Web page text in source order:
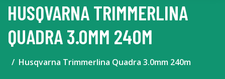
HUSQVARNA TRIMMERLINA
QUADRA 3.0MM 240M
Husqvarna Trimmerlina Quadra 3.0mm 240m